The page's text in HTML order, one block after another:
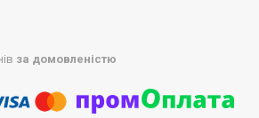
за домовленістю